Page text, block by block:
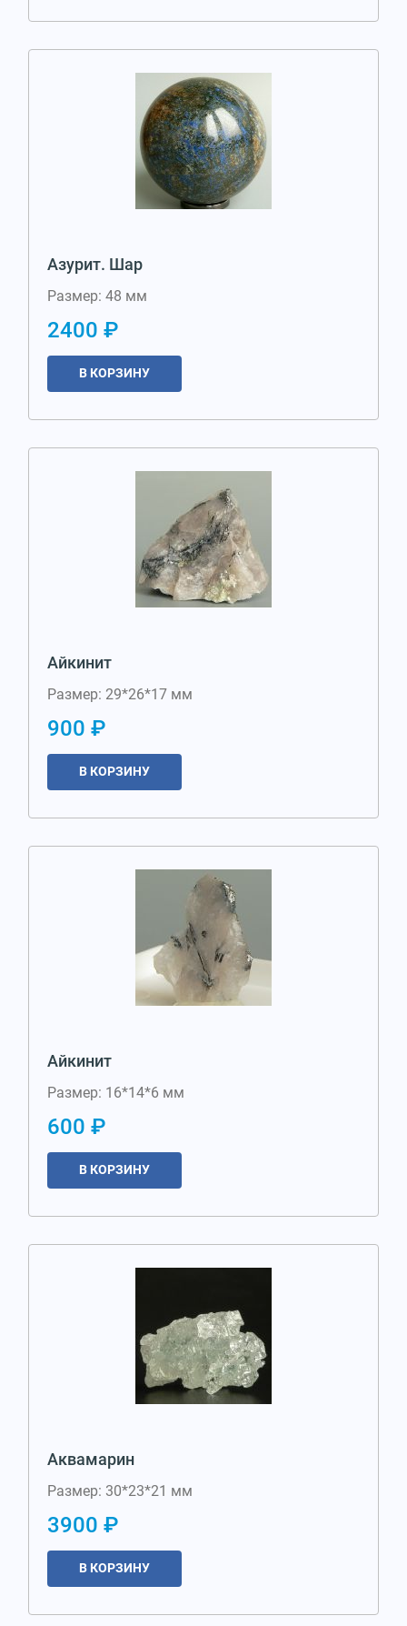
Азурит. Шар
Размер: 48 мм
2400 ₽
В КОРЗИНУ
Айкинит
Размер: 29*26*17 мм
900 ₽
В КОРЗИНУ
Айкинит
Размер: 16*14*6 мм
600 ₽
В КОРЗИНУ
Аквамарин
Размер: 30*23*21 мм
3900 ₽
В КОРЗИНУ